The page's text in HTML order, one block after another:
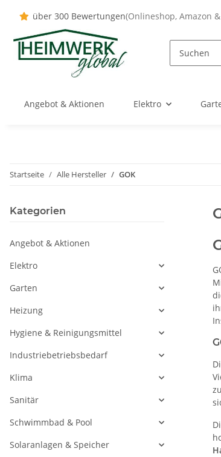
über 300 Bewertungen(Onlineshop, Amazon
Angebot & Aktionen Elektro
Startseite Alle Hersteller GOK
Kategorien
Angebot & Aktionen
Elektro
Garten
Heizung
Hygiene & Reinigungsmittel
Industriebetriebsbedarf
Klima
Sanitär
Schwimmbad & Pool
Solaranlagen & Speicher